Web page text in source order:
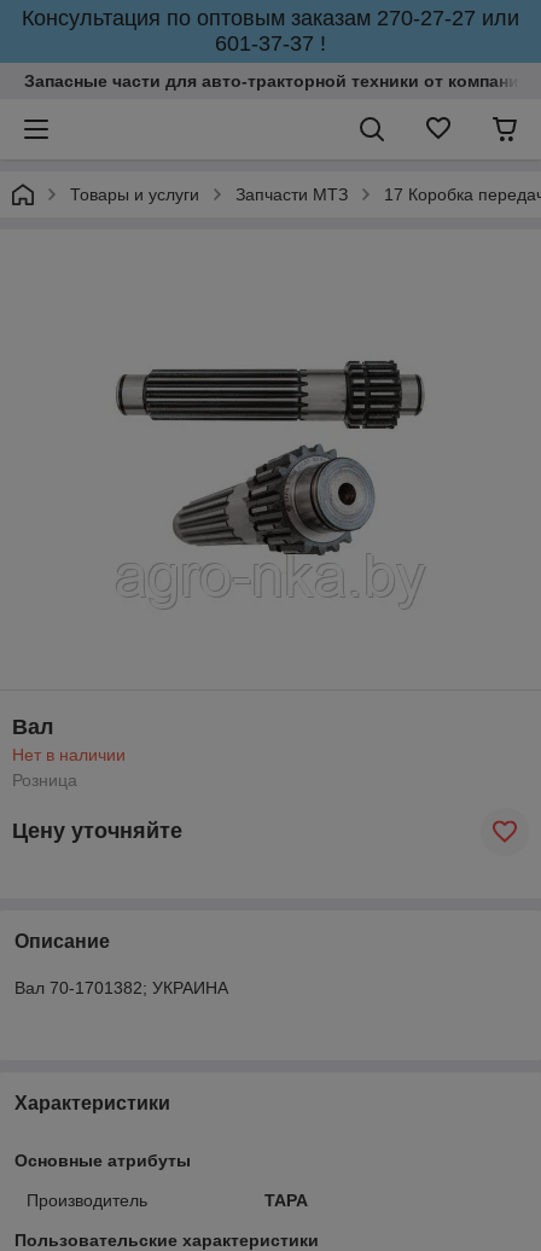
Консультация по оптовым заказам 270-27-27 или
601-37-37 !
Запасные части для авто-тракторной техники от
Товары и услуги Запчасти МТЗ 17 Коробка
Вал
Нет в наличии
Розница
Цену уточняйте
Описание
Вал 70-1701382; УКРАИНА
Характеристики
Основные атрибуты
Производитель ТАРА
Пользовательские характеристики